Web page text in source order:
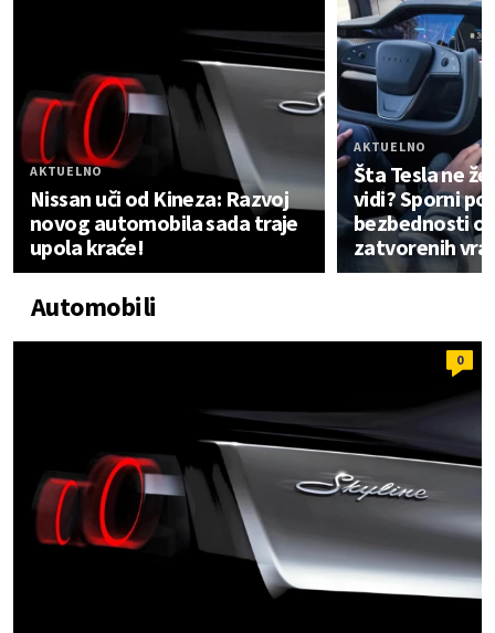
AKTUELNO
Nissan uči od Kineza: Razvoj
novog automobila sada traje
upola kraće!
AKTUELNO
Šta Tesla ne
vidi? Sporni
bezbednosti
zatvorenih
Automobili
0